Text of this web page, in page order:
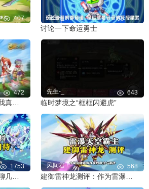
407 先生-_ 773
讨论一下命运勇士
472 先生-_ 643
临时梦境之“框框闪避虎”
1753
八月月历爆料来啦！浅聊几个重点和期待✨
风间君！ 568
建御雷神龙测评：作为雷瀑天空的霸主精灵，是否值得培养？